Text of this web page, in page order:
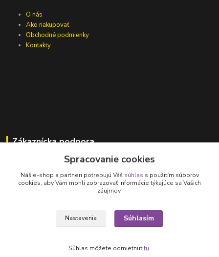
O nás
Ako nakupovať
Obchodné podmienky
Kontakty
Zákaznícka podpora
Jana Vajcíková
+421 918 593 760
(Po-Pia, 7:30-15:30 hod.)
Spracovanie cookies
Náš e-shop a partneri potrebujú Váš súhlas s použitím súborov
cookies, aby Vám mohli zobrazovať informácie týkajúce sa Vašich
záujmov.
Nastavenia Súhlasím
Súhlas môžete odmietnuťtu.